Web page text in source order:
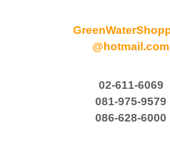
@hotmail.com
02-611-6069
081-975-9579
086-628-6000